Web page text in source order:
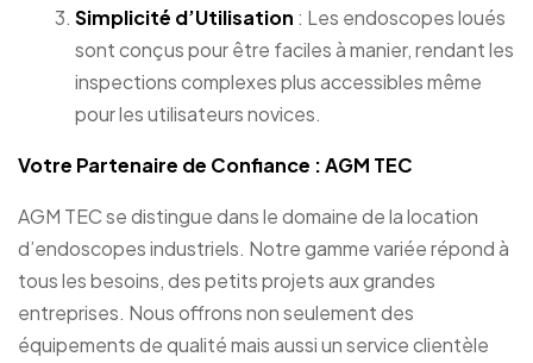
Simplicité d’Utilisation : Les endoscopes loués
sont conçus pour être faciles à manier, rendant les
inspections complexes plus accessibles même
pour les utilisateurs novices.
Votre Partenaire de Confiance : AGM TEC
AGM TEC se distingue dans le domaine de la location
d’endoscopes industriels. Notre gamme variée répond à
tous les besoins, des petits projets aux grandes
entreprises. Nous offrons non seulement des
équipements de qualité mais aussi un service clientèle